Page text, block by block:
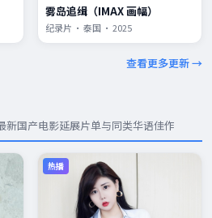
雾岛追缉（IMAX 画幅）
纪录片 · 泰国 · 2025
查看更多更新 →
新国产电影延展片单与同类华语佳作
热播